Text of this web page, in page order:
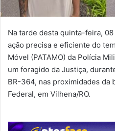
Na tarde desta quinta-feira,
ação precisa e eficiente do
Móvel (PATAMO) da Polícia
um foragido da Justiça,
BR-364, nas proximidades da
Federal, em Vilhena/RO.